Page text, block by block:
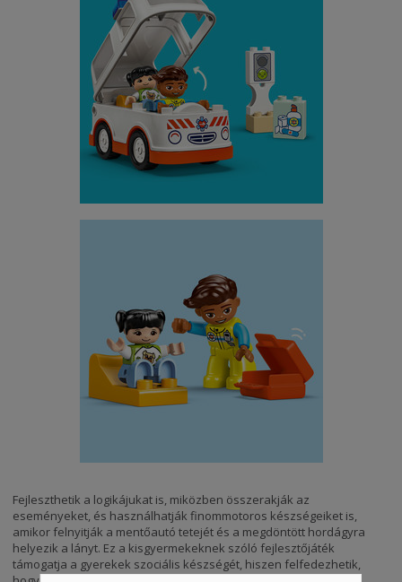
Fejleszthetik a logikájukat is, miközben összerakják az
eseményeket, és használhatják finommotoros készségeiket is,
amikor felnyitják a mentőautó tetejét és a megdöntött hordágyra
helyezik a lányt. Ez a kisgyermekeknek szóló fejlesztőjáték
támogatja a gyerekek szociális készségét, hiszen felfedezhetik,